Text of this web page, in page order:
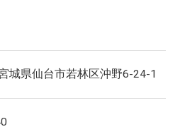
城県仙台市若林区沖野6-24-1